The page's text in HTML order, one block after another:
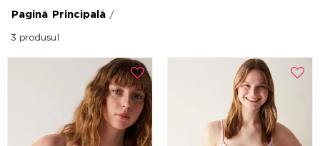
Pagină Principală /
3 produsul